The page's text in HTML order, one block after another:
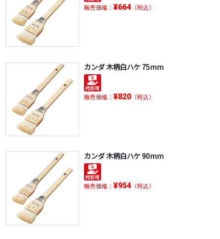
販売価格： ¥664（税込）
カンダ 木柄白ハケ 75mm
販売価格： ¥820（税込）
カンダ 木柄白ハケ 90mm
販売価格： ¥954（税込）